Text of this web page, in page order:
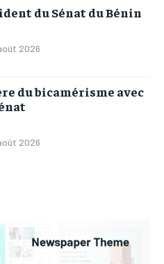
du Sénat du Bénin
2026
du bicamérisme avec
2026